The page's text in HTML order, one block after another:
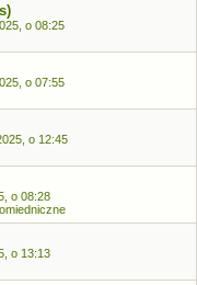
o 08:25
o 07:55
o 12:45
o 08:28
o 13:13